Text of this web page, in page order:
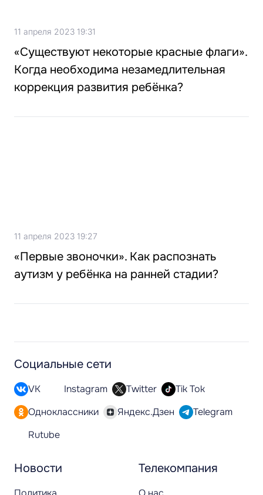
11 апреля 2023 19:31
«Существуют некоторые красные флаги».
Когда необходима незамедлительная
коррекция развития ребёнка?
11 апреля 2023 19:27
«Первые звоночки». Как распознать
аутизм у ребёнка на ранней стадии?
Новости Телекомпания
Социальные сети
VK Instagram Twitter
Tik Tok
Одноклассники
Яндекс.Дзен
Telegram
Rutube